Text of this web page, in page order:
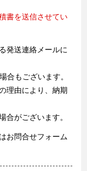
書を送信させてい
発送連絡メールに
合もございます。
理由により、納期
合がございます。
お問合せフォーム